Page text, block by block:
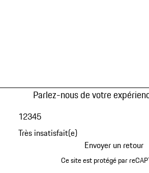
Parlez-nous de votre
Très insatisfait(e)
12345
Envoyer un retour
Ce site est protégé par